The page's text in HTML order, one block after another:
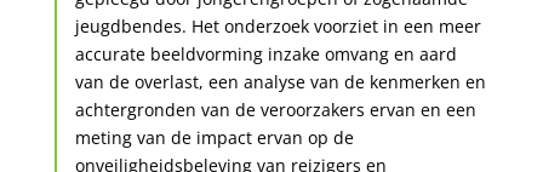
jeugdbendes. Het onderzoek voorziet in een meer
accurate beeldvorming inzake omvang en aard
van de overlast, een analyse van de kenmerken en
achtergronden van de veroorzakers ervan en een
meting van de impact ervan op de
onveiligheidsbeleving van reizigers en